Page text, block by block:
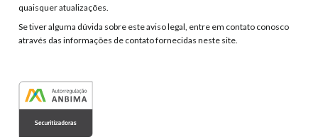
quaisquer atualizações.
Se tiver alguma dúvida sobre este aviso legal, entre em contato conosco
através das informações de contato fornecidas neste site.